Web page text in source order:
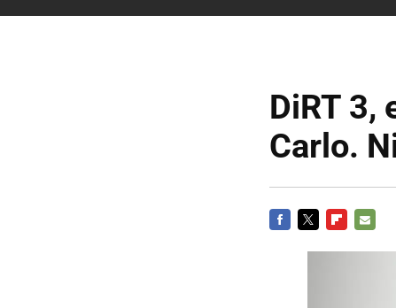
DiRT 3,
Carlo.